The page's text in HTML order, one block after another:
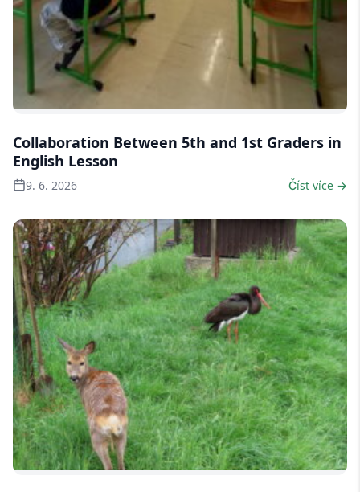
9 fotek
Collaboration Between 5th and 1st Graders in
English Lesson
9. 6. 2026 Číst více →